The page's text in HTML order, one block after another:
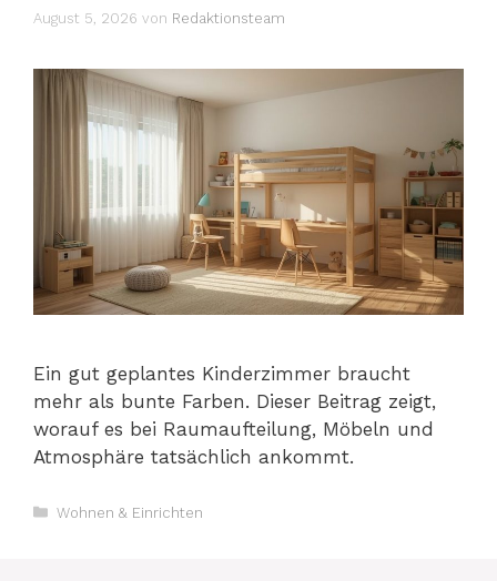
August 5, 2026 von Redaktionsteam
Ein gut geplantes Kinderzimmer braucht
mehr als bunte Farben. Dieser Beitrag zeigt,
worauf es bei Raumaufteilung, Möbeln und
Atmosphäre tatsächlich ankommt.
Kategorien
Wohnen & Einrichten